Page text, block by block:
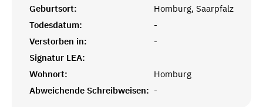
Geburtsort:
Homburg, Saarpfalz
Todesdatum:
-
Verstorben in:
-
Signatur LEA:
Wohnort:
Homburg
Abweichende Schreibweisen: -